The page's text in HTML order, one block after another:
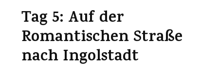
Tag 5: Auf der
Romantischen Straße
nach Ingolstadt